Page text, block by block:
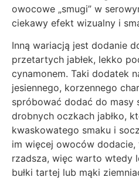
owocowe „smugi” w
ciekawy efekt wizualny i
Inną wariacją jest dodanie
przetartych jabłek, lekko
cynamonem. Taki dodatek
jesiennego, korzennego
spróbować dodać do masy
drobnych oczkach jabłko,
kwaskowatego smaku i
im więcej owoców dodacie,
rzadsza, więc warto wtedy
bułki tartej lub mąki